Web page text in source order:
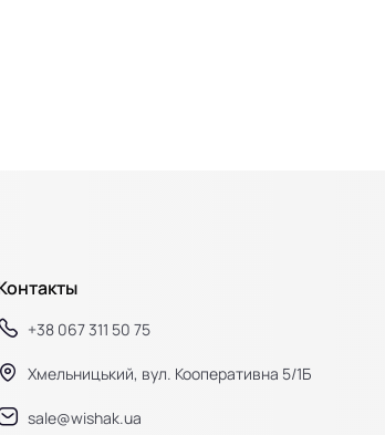
+38 067 311 50 75
Хмельницький, вул. Кооперативна 5/1Б
sale@wishak.ua